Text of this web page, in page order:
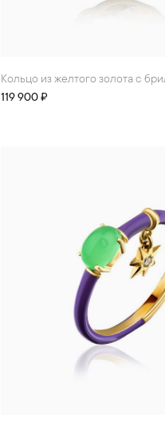
Кольцо из желтого золота с
119 900 ₽